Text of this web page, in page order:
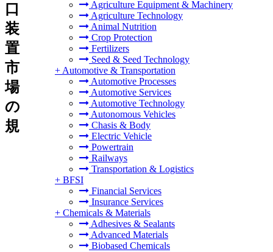
Agriculture Equipment & Machinery
Agriculture Technology
Animal Nutrition
Crop Protection
Fertilizers
Seed & Seed Technology
+ Automotive & Transportation
Automotive Processes
Automotive Services
Automotive Technology
Autonomous Vehicles
Chasis & Body
Electric Vehicle
Powertrain
Railways
Transportation & Logistics
+ BFSI
Financial Services
Insurance Services
+ Chemicals & Materials
Adhesives & Sealants
Advanced Materials
Biobased Chemicals
口
装
置
市
場
の
規